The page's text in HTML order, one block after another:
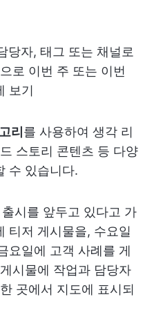
당자, 태그 또는 채널로
로 이번 주 또는 이번
보기
리 를 사용하여 생각 리
스토리 콘텐츠 등 다양
수 있습니다.
시를 앞두고 있다고 가
티저 게시물을, 수요일
요일에 고객 사례를 게
시물에 작업과 담당자
곳에서 지도에 표시되